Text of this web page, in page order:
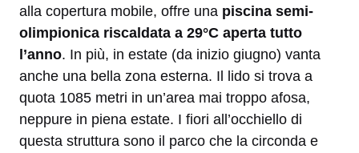
alla copertura mobile, offre una piscina semi-
olimpionica riscaldata a 29°C aperta tutto
l’anno. In più, in estate (da inizio giugno) vanta
anche una bella zona esterna. Il lido si trova a
quota 1085 metri in un’area mai troppo afosa,
neppure in piena estate. I fiori all’occhiello di
questa struttura sono il parco che la circonda e